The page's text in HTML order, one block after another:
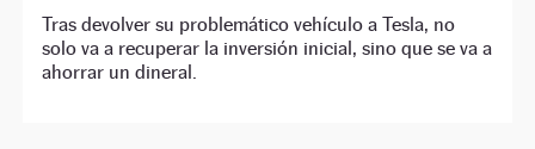
Tras devolver su problemático vehículo a Tesla, no
solo va a recuperar la inversión inicial, sino que se va a
ahorrar un dineral.